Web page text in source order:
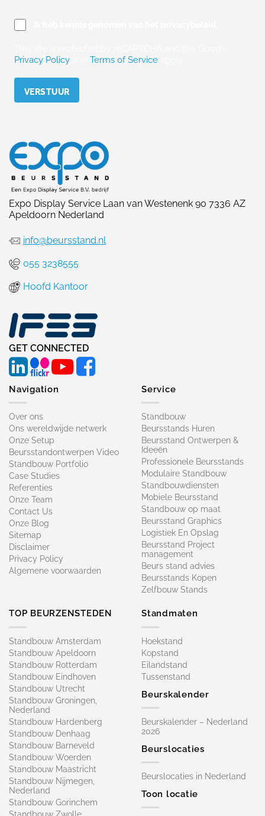
Privacy Policy
Terms of Service
Expo Display Service Laan van Westenenk 90 7336 AZ
Apeldoorn Nederland
info@beursstand.nl
055 3238555
Hoofd Kantoor
GET CONNECTED
Navigation
Over ons
Ons wereldwijde netwerk
Onze Setup
Beursstandontwerpen Video
Standbouw Portfolio
Case Studies
Referenties
Onze Team
Contact Us
Onze Blog
Sitemap
Disclaimer
Privacy Policy
Algemene voorwaarden
Service
Standbouw
Beursstands Huren
Beursstand Ontwerpen &
Ideeën
Professionele Beursstands
Modulaire Standbouw
Standbouwdiensten
Mobiele Beursstand
Standbouw op maat​
Beursstand Graphics
Logistiek En Opslag
Beursstand Project
management
Beurs stand advies
Beursstands Kopen
Zelfbouw Stands
TOP BEURZENSTEDEN
Standbouw Amsterdam
Standbouw Apeldoorn
Standbouw Rotterdam
Standbouw Eindhoven
Standbouw Utrecht
Standbouw Groningen,
Nederland
Standbouw Hardenberg
Standbouw Denhaag
Standbouw Barneveld
Standbouw Woerden
Standbouw Maastricht
Standbouw Nijmegen,
Nederland
Standbouw Gorinchem
Standbouw Zwolle
Standmaten
Hoekstand
Kopstand
Eilandstand
Tussenstand
Beurskalender
Beurskalender – Nederland
2026
Beurslocaties
Beurslocaties in Nederland
Toon locatie